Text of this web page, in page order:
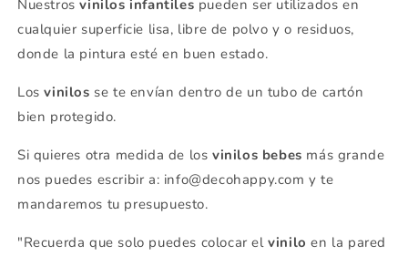
Nuestrosvinilos infantiles pueden ser utilizados en
cualquier superficie lisa, libre de polvo y o residuos,
donde la pintura esté en buen estado.
Losvinilos se te envían dentro de un tubo de cartón
bien protegido.
Si quieres otra medida de los vinilos bebes más grande
nos puedes escribir a: info@decohappy.com y te
mandaremos tu presupuesto.
"Recuerda que solo puedes colocar elvinilo en la pared